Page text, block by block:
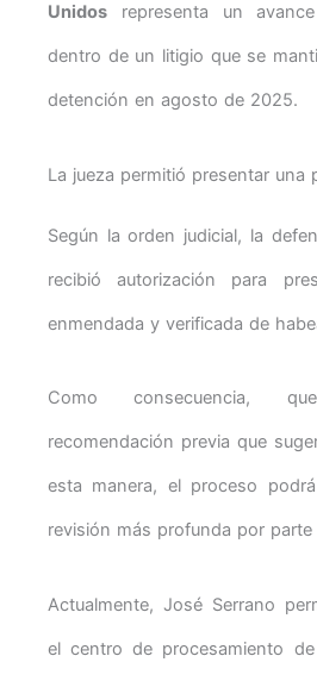
Unidos representa un
dentro de un litigio que se
detención en agosto de 2025.
La jueza permitió presentar una
Según la orden judicial, la
recibió autorización para
enmendada y verificada de
Como consecuencia,
recomendación previa que
esta manera, el proceso
revisión más profunda por
Actualmente, José Serrano
el centro de procesamiento